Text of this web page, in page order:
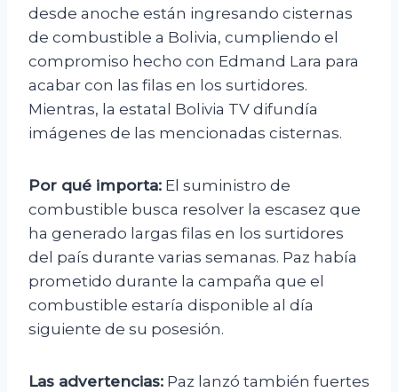
desde anoche están ingresando cisternas
de combustible a Bolivia, cumpliendo el
compromiso hecho con Edmand Lara para
acabar con las filas en los surtidores.
Mientras, la estatal Bolivia TV difundía
imágenes de las mencionadas cisternas.
Por qué importa: El suministro de
combustible busca resolver la escasez que
ha generado largas filas en los surtidores
del país durante varias semanas. Paz había
prometido durante la campaña que el
combustible estaría disponible al día
siguiente de su posesión.
Las advertencias: Paz lanzó también fuertes